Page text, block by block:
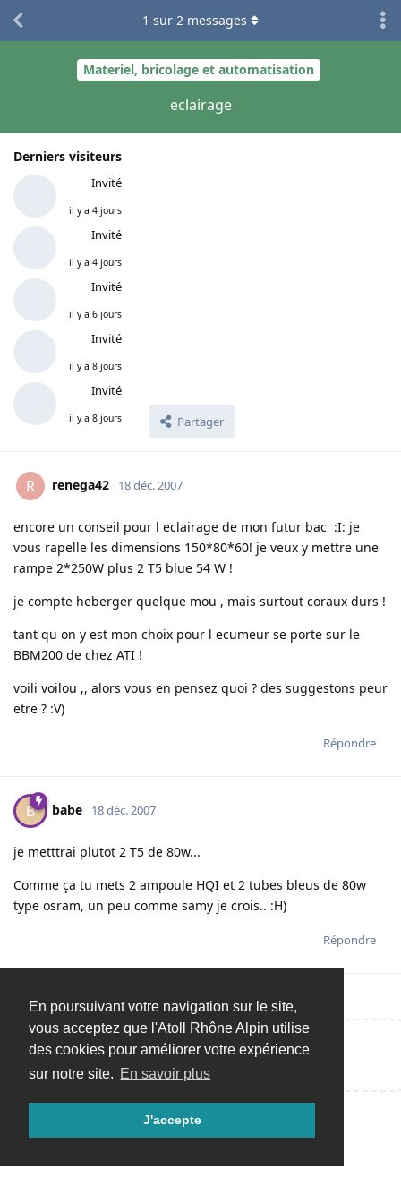
En poursuivant votre navigation sur le site,
vous acceptez que l'Atoll Rhône Alpin utilise
des cookies pour améliorer votre expérience
sur notre site. En savoir plus
J'accepte
Materiel, bricolage et automatisation
eclairage
Derniers visiteurs
Invité
il y a 4 jours
Invité
il y a 4 jours
Invité
il y a 6 jours
Invité
il y a 8 jours
Invité
il y a 8 jours Partager
1 sur 2 messages
R renega42 18 déc. 2007
encore un conseil pour l eclairage de mon futur bac :I: je
vous rapelle les dimensions 150*80*60! je veux y mettre une
rampe 2*250W plus 2 T5 blue 54 W !
je compte heberger quelque mou , mais surtout coraux durs !
tant qu on y est mon choix pour l ecumeur se porte sur le
BBM200 de chez ATI !
voili voilou ,, alors vous en pensez quoi ? des suggestons peur
etre ? :V)
Répondre
B babe 18 déc. 2007
je metttrai plutot 2 T5 de 80w...
Comme ça tu mets 2 ampoule HQI et 2 tubes bleus de 80w
type osram, un peu comme samy je crois.. :H)
Répondre
Répondre…